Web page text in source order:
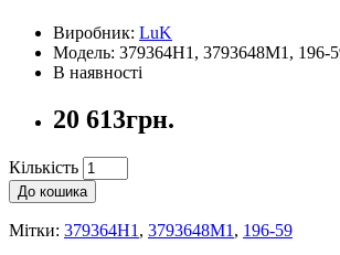
Виробник: LuK
Модель: 379364H1, 3793648M1, 196-
В наявності
20 613грн.
Кількість
До кошика
Мітки: 379364H1 , 3793648M1 , 196-59